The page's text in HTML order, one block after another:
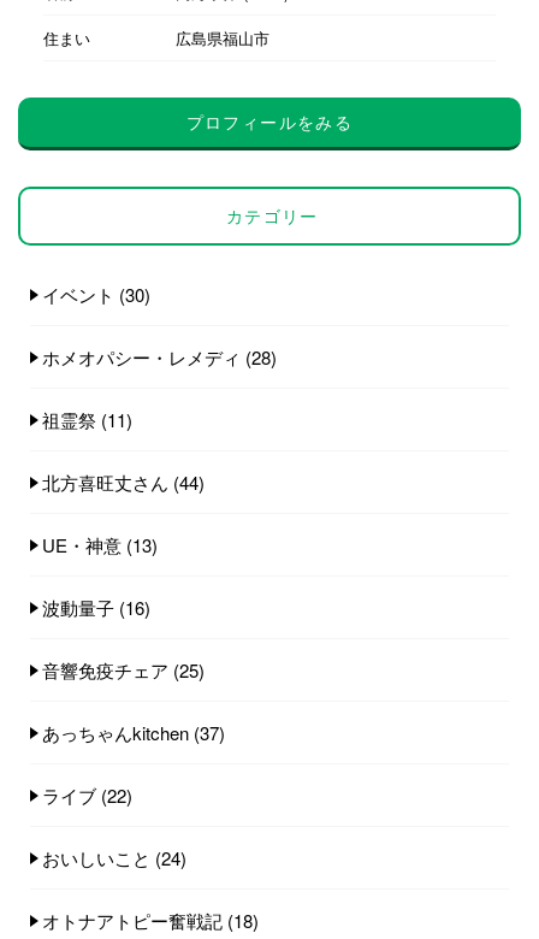
住まい
広島県福山市
プロフィールをみる
カテゴリー
イベント (30)
ホメオパシー・レメディ (28)
祖霊祭 (11)
北方喜旺丈さん (44)
UE・神意 (13)
波動量子 (16)
音響免疫チェア (25)
あっちゃんkitchen (37)
ライブ (22)
おいしいこと (24)
オトナアトピー奮戦記 (18)